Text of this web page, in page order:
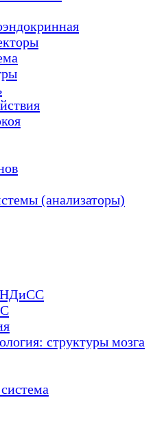
(анализаторы)
структуры мозга